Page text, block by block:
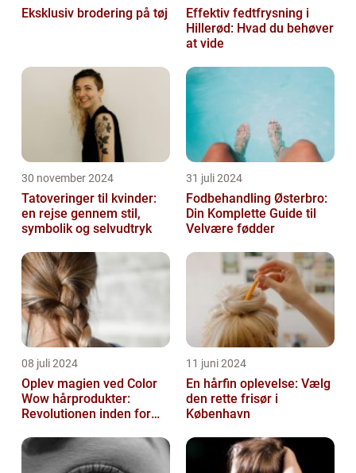
Eksklusiv brodering på tøj
Effektiv fedtfrysning i
Hillerød: Hvad du behøver
at vide
30 november 2024
Tatoveringer til kvinder:
en rejse gennem stil,
symbolik og selvudtryk
31 juli 2024
Fodbehandling Østerbro:
Din Komplette Guide til
Velvære fødder
08 juli 2024
Oplev magien ved Color
Wow hårprodukter:
Revolutionen inden for
11 juni 2024
En hårfin oplevelse: Vælg
den rette frisør i
København